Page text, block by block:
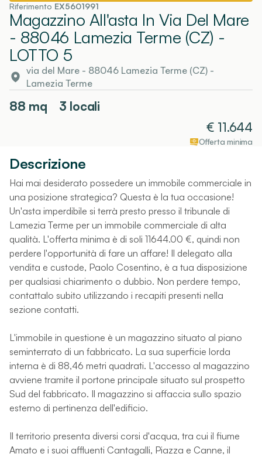
Riferimento EX5601991
Magazzino All'asta In Via Del Mare
- 88046 Lamezia Terme (CZ) -
LOTTO 5
via del Mare - 88046 Lamezia Terme (CZ) -
Lamezia Terme
88 mq
3 locali
€ 11.644
Offerta minima
Descrizione
Hai mai desiderato possedere un immobile commerciale in
una posizione strategica? Questa è la tua occasione!
Un'asta imperdibile si terrà presto presso il tribunale di
Lamezia Terme per un immobile commerciale di alta
qualità. L'offerta minima è di soli 11644.00 €, quindi non
perdere l'opportunità di fare un affare! Il delegato alla
vendita e custode, Paolo Cosentino, è a tua disposizione
per qualsiasi chiarimento o dubbio. Non perdere tempo,
contattalo subito utilizzando i recapiti presenti nella
sezione contatti.
L'immobile in questione è un magazzino situato al piano
seminterrato di un fabbricato. La sua superficie lorda
interna è di 88,46 metri quadrati. L'accesso al magazzino
avviene tramite il portone principale situato sul prospetto
Sud del fabbricato. Il magazzino si affaccia sullo spazio
esterno di pertinenza dell'edificio.
Il territorio presenta diversi corsi d'acqua, tra cui il fiume
Amato e i suoi affluenti Cantagalli, Piazza e Canne, il